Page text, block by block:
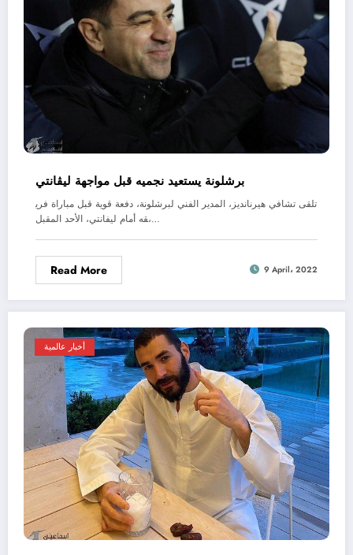
برشلونة يستعيد نجميه قبل مواجهة ليڤانتي
تلقى تشافي هيرنانديز، المدير الفني لبرشلونة، دفعة قوية قبل مباراة فري
قه أمام ليفانتي، الأحد المقبل،…
Read More 9 April، 2022
أخبار عالمية